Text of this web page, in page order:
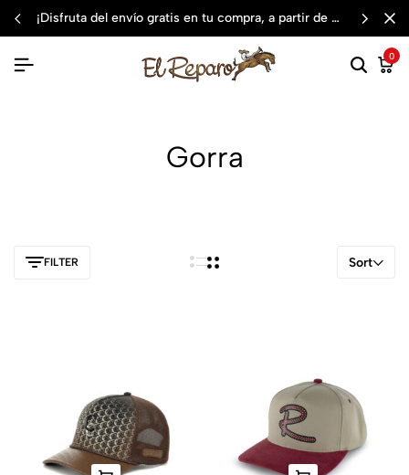
¡disfruta del envío gratis en tu compra, a partir de $3,000 mxn
0
Gorra
FILTER Sort